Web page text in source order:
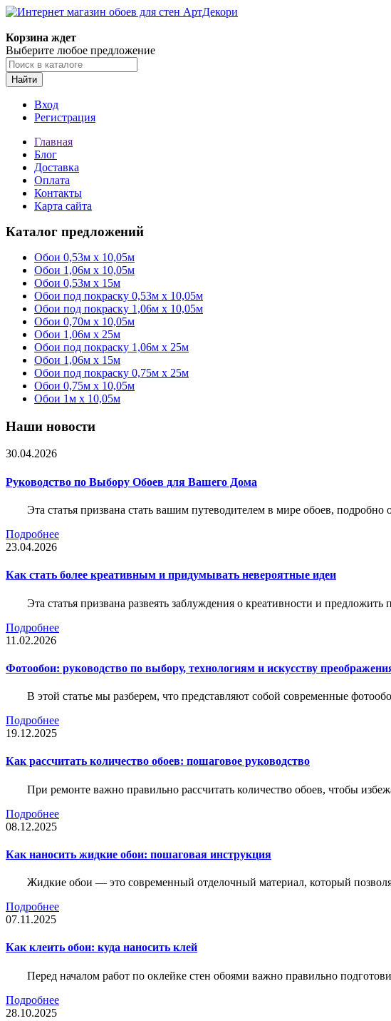
Корзина ждет
Выберите любое предложение
Найти
Вход
Регистрация
Главная
Блог
Доставка
Оплата
Контакты
Карта сайта
Каталог предложений
Обои 0,53м x 10,05м
Обои 1,06м х 10,05м
Обои 0,53м x 15м
Обои под покраску 0,53м x 10,05м
Обои под покраску 1,06м х 10,05м
Обои 0,70м x 10,05м
Обои 1,06м x 25м
Обои под покраску 1,06м x 25м
Обои 1,06м x 15м
Обои под покраску 0,75м x 25м
Обои 0,75м x 10,05м
Обои 1м х 10,05м
Наши новости
30.04.2026
Руководство по Выбору Обоев для Вашего Дома
Эта статья призвана стать вашим путеводителем в мире обоев,
Подробнее
23.04.2026
Как стать более креативным и придумывать невероятные идеи
Эта статья призвана развеять заблуждения о креативности и
Подробнее
11.02.2026
Фотообои: руководство по выбору, технологиям и искусству
В этой статье мы разберем, что представляют собой современные
Подробнее
19.12.2025
Как рассчитать количество обоев: пошаговое руководство
При ремонте важно правильно рассчитать количество обоев, чтобы
Подробнее
08.12.2025
Как наносить жидкие обои: пошаговая инструкция
Жидкие обои — это современный отделочный материал, который
Подробнее
07.11.2025
Как клеить обои: куда наносить клей
Перед началом работ по оклейке стен обоями важно правильно
Подробнее
28.10.2025